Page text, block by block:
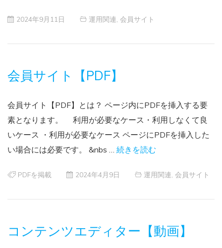
2024年9月11日 運用関連 会員サイト
会員サイト【PDF】
会員サイト【PDF】とは？ ページ内にPDFを挿入する要
素となります。 利用が必要なケース・利用しなくて良
いケース ・利用が必要なケース ページにPDFを挿入した
い場合には必要です。 &nbs … 続きを読む
PDFを掲載 2024年4月9日 運用関連 会員サイト
コンテンツエディター【動画】